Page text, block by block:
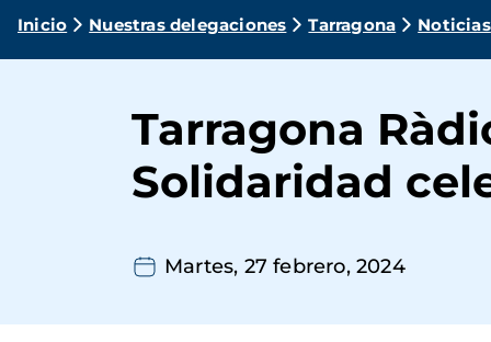
Ruta
navegación
Inicio Nuestras delegaciones Tarragona Noticias
Tarragona
Solidaridad
Martes, 27 febrero, 2024